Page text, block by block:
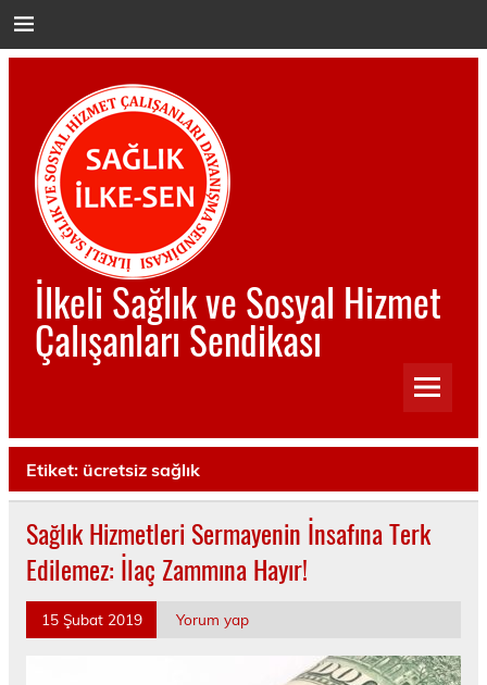
geç
İlkeli Sağlık ve Sosyal Hizmet
Çalışanları Sendikası
İlkeli Sağlık ve Sosyal Hizmet Çalışanları Sendikası
Etiket: ücretsiz sağlık
Sağlık Hizmetleri Sermayenin İnsafına Terk
Edilemez: İlaç Zammına Hayır!
15 Şubat 2019 Yorum yap